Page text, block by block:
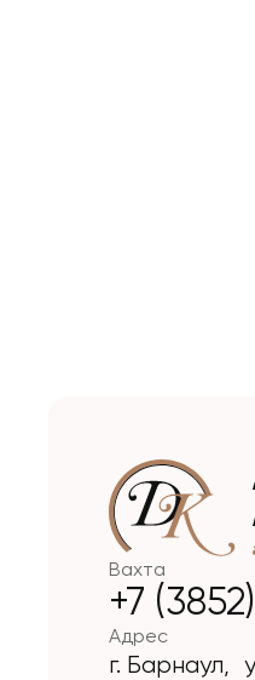
Вахта
+7
Адрес
г. Барнаул,